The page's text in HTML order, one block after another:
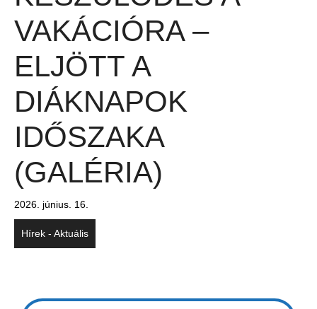
VAKÁCIÓRA –
ELJÖTT A
DIÁKNAPOK
IDŐSZAKA
(GALÉRIA)
2026. június. 16.
Hírek - Aktuális